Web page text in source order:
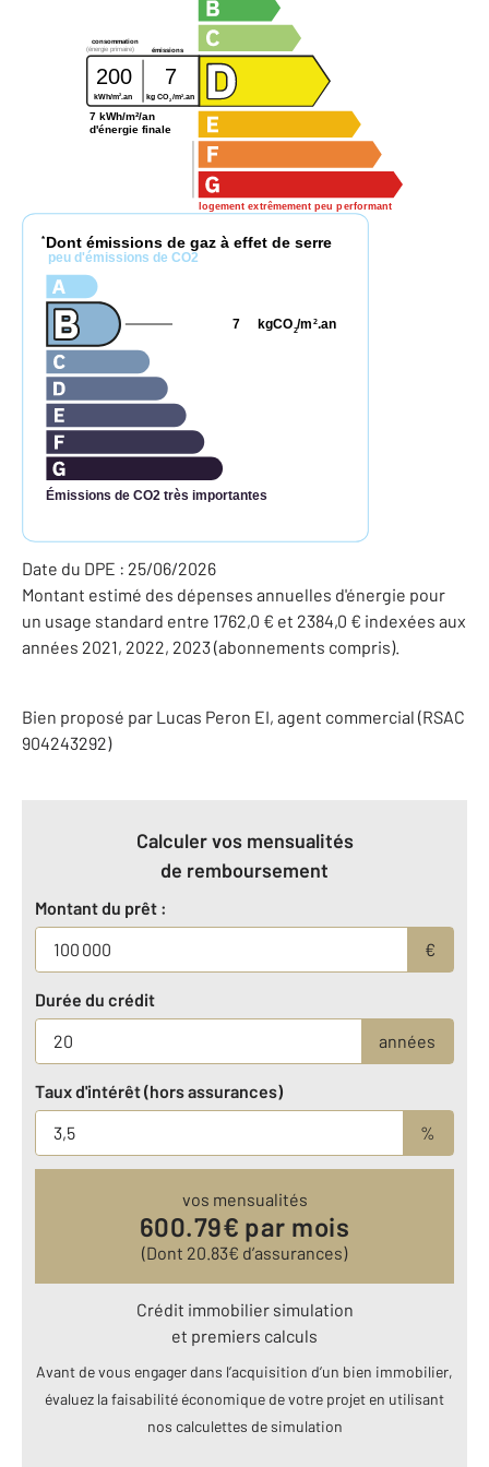
logement extrêmement peu performant
consommation
émissions
(énergie primaire)
200 7
kWh/m2.an kg CO2 /m2 .an
7 kWh/m²/an
d'énergie finale
* Dont émissions de gaz à effet de serre
peu d'émissions de CO2
Émissions de CO2 très importantes
kgCO2/m 2.an
7
Date du DPE : 25/06/2026
Montant estimé des dépenses annuelles d'énergie pour
un usage standard entre 1762,0 € et 2384,0 € indexées aux
années 2021, 2022, 2023 (abonnements compris).
Bien proposé par Lucas Peron EI, agent commercial (RSAC
904243292)
Calculer vos mensualités
de remboursement
Montant du prêt :
€
Durée du crédit
années
Taux d'intérêt (hors assurances)
%
vos mensualités
600.79€ par mois
(Dont 20.83€ d’assurances)
Crédit immobilier simulation
et premiers calculs
Avant de vous engager dans l’acquisition d’un bien immobilier,
évaluez la faisabilité économique de votre projet en utilisant
nos calculettes de simulation